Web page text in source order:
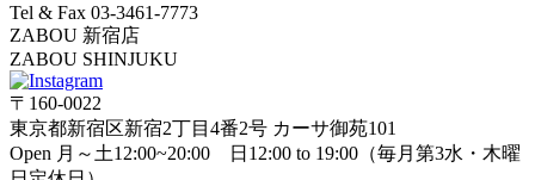
Tel & Fax 03-3461-7773
ZABOU 新宿店
ZABOU SHINJUKU
〒160-0022
東京都新宿区新宿2丁目4番2号 カーサ御苑101
Open 月～土12:00~20:00 日12:00 to 19:00（毎月第3水・木曜